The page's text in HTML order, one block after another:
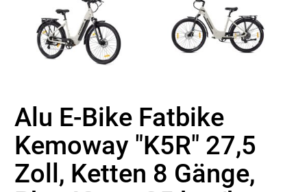
Alu E-Bike Fatbike
Kemoway "K5R" 27,5
Zoll, Ketten 8 Gänge,